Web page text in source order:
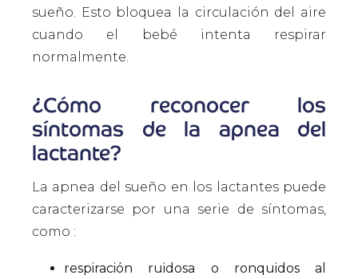
sueño. Esto bloquea la circulación del aire
cuando el bebé intenta respirar
normalmente.
¿Cómo reconocer los
síntomas de la apnea del
lactante?
La apnea del sueño en los lactantes puede
caracterizarse por una serie de síntomas,
como :
respiración ruidosa o ronquidos al